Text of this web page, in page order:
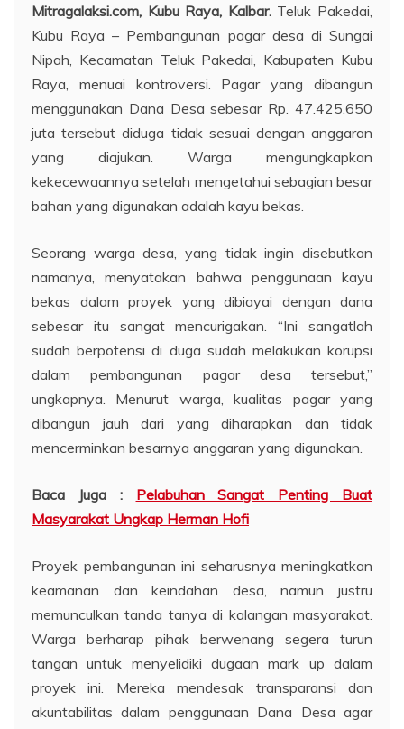
Mitragalaksi.com, Kubu Raya, Kalbar. Teluk Pakedai,
Kubu Raya – Pembangunan pagar desa di Sungai
Nipah, Kecamatan Teluk Pakedai, Kabupaten Kubu
Raya, menuai kontroversi. Pagar yang dibangun
menggunakan Dana Desa sebesar Rp. 47.425.650
juta tersebut diduga tidak sesuai dengan anggaran
yang diajukan. Warga mengungkapkan
kekecewaannya setelah mengetahui sebagian besar
bahan yang digunakan adalah kayu bekas.
Seorang warga desa, yang tidak ingin disebutkan
namanya, menyatakan bahwa penggunaan kayu
bekas dalam proyek yang dibiayai dengan dana
sebesar itu sangat mencurigakan. “Ini sangatlah
sudah berpotensi di duga sudah melakukan korupsi
dalam pembangunan pagar desa tersebut,”
ungkapnya. Menurut warga, kualitas pagar yang
dibangun jauh dari yang diharapkan dan tidak
mencerminkan besarnya anggaran yang digunakan.
Baca Juga : Pelabuhan Sangat Penting Buat
Masyarakat Ungkap Herman Hofi
Proyek pembangunan ini seharusnya meningkatkan
keamanan dan keindahan desa, namun justru
memunculkan tanda tanya di kalangan masyarakat.
Warga berharap pihak berwenang segera turun
tangan untuk menyelidiki dugaan mark up dalam
proyek ini. Mereka mendesak transparansi dan
akuntabilitas dalam penggunaan Dana Desa agar